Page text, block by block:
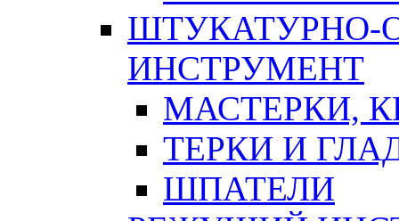
ШТУКАТУРНО-
ИНСТРУМЕНТ
МАСТЕРКИ,
ТЕРКИ И
ШПАТЕЛИ